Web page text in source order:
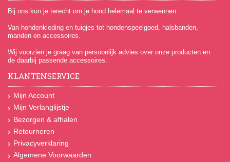
Bij ons kun je terecht om je hond helemaal te verwennen.
Van hondenkleding en tuigjes tot hondenspeelgoed, halsbanden,
manden en accessoires.
Wij voorzien je graag van persoonlijk advies over onze producten en
de daarbij passende accessoires.
KLANTENSERVICE
Mijn Account
Mijn Verlanglijstje
Bezorgen & afhalen
Retourneren
Privacyverklaring
Algemene Voorwaarden